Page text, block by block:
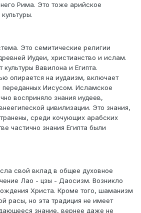
Рима. Это тоже арийское
Это семитические религии
Иудеи, христианство и ислам.
культуры Вавилона и Египта.
опирается на иудаизм, включает
переданных Иисусом. Исламское
восприняло знания иудеев,
цивилизации. Это знания,
среди кочующих арабских
частично знания Египта были
свой вклад в общее духовное
Лао - цзы - Даосизм. Возникло
Христа. Кроме того, шаманизм
расы, но эта традиция не имеет
знание, вернее даже не